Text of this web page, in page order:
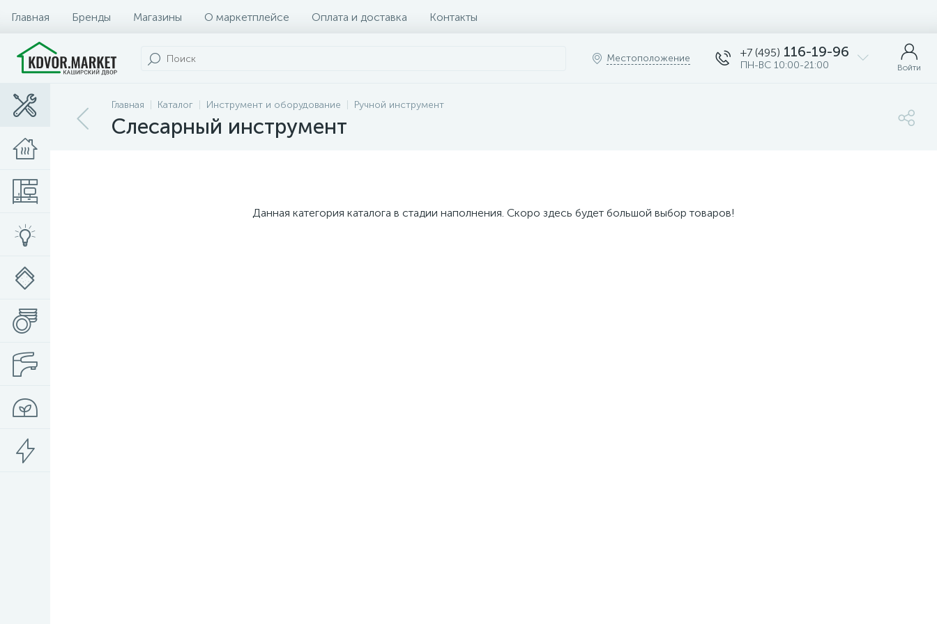
Главная Бренды Магазины О маркетплейсе Оплата и доставка Контакты
Местоположение +7 (495) 116-19-96
ПН-ВС 10:00-21:00 Войти
Главная Каталог Инструмент и оборудование Ручной инструмент
Слесарный инструмент
Данная категория каталога в стадии наполнения. Скоро здесь будет большой выбор товаров!